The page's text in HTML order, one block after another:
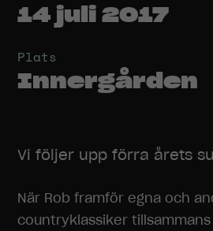
14 juli 2017
Plats
Innergården
Vi följer upp förra årets
När Rob framför egna och
countryklassiker